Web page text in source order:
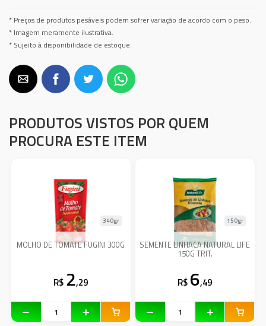
* Preços de produtos pesáveis podem sofrer variação de acordo com o peso.
* Imagem meramente ilustrativa.
* Sujeito à disponibilidade de estoque.
PRODUTOS VISTOS POR QUEM
PROCURA ESTE ITEM
MOLHO DE TOMATE FUGINI 300G
340gr
R$ 2,29
SEMENTE LINHACA NATURAL LIFE
150G TRIT.
150gr
R$ 6,49